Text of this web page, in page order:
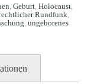
, Geburt, Holocaust,
Rundfunk,
, ungeborenes